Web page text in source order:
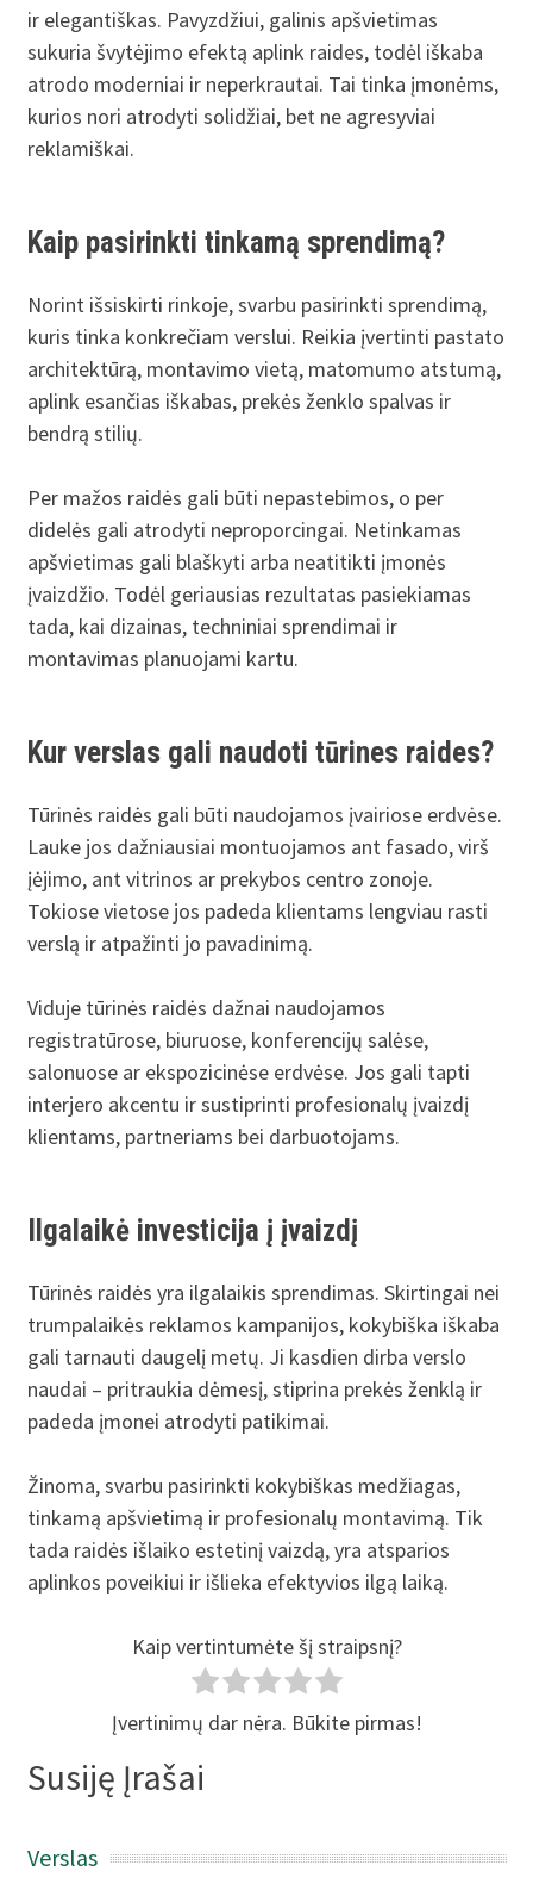
ir elegantiškas. Pavyzdžiui, galinis apšvietimas
sukuria švytėjimo efektą aplink raides, todėl iškaba
atrodo moderniai ir neperkrautai. Tai tinka įmonėms,
kurios nori atrodyti solidžiai, bet ne agresyviai
reklamiškai.
Kaip pasirinkti tinkamą sprendimą?
Norint išsiskirti rinkoje, svarbu pasirinkti sprendimą,
kuris tinka konkrečiam verslui. Reikia įvertinti pastato
architektūrą, montavimo vietą, matomumo atstumą,
aplink esančias iškabas, prekės ženklo spalvas ir
bendrą stilių.
Per mažos raidės gali būti nepastebimos, o per
didelės gali atrodyti neproporcingai. Netinkamas
apšvietimas gali blaškyti arba neatitikti įmonės
įvaizdžio. Todėl geriausias rezultatas pasiekiamas
tada, kai dizainas, techniniai sprendimai ir
montavimas planuojami kartu.
Kur verslas gali naudoti tūrines raides?
Tūrinės raidės gali būti naudojamos įvairiose erdvėse.
Lauke jos dažniausiai montuojamos ant fasado, virš
įėjimo, ant vitrinos ar prekybos centro zonoje.
Tokiose vietose jos padeda klientams lengviau rasti
verslą ir atpažinti jo pavadinimą.
Viduje tūrinės raidės dažnai naudojamos
registratūrose, biuruose, konferencijų salėse,
salonuose ar ekspozicinėse erdvėse. Jos gali tapti
interjero akcentu ir sustiprinti profesionalų įvaizdį
klientams, partneriams bei darbuotojams.
Ilgalaikė investicija į įvaizdį
Tūrinės raidės yra ilgalaikis sprendimas. Skirtingai nei
trumpalaikės reklamos kampanijos, kokybiška iškaba
gali tarnauti daugelį metų. Ji kasdien dirba verslo
naudai – pritraukia dėmesį, stiprina prekės ženklą ir
padeda įmonei atrodyti patikimai.
Žinoma, svarbu pasirinkti kokybiškas medžiagas,
tinkamą apšvietimą ir profesionalų montavimą. Tik
tada raidės išlaiko estetinį vaizdą, yra atsparios
aplinkos poveikiui ir išlieka efektyvios ilgą laiką.
Kaip vertintumėte šį straipsnį?
Įvertinimų dar nėra. Būkite pirmas!
Susiję Įrašai
Verslas